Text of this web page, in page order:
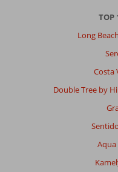
TOP
Long
Costa
Double Tree by
Aqua